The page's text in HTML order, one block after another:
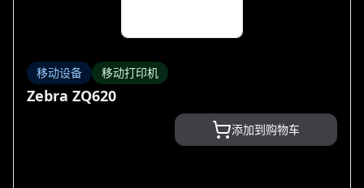
移动设备 移动打印机
Zebra ZQ620
添加到购物车